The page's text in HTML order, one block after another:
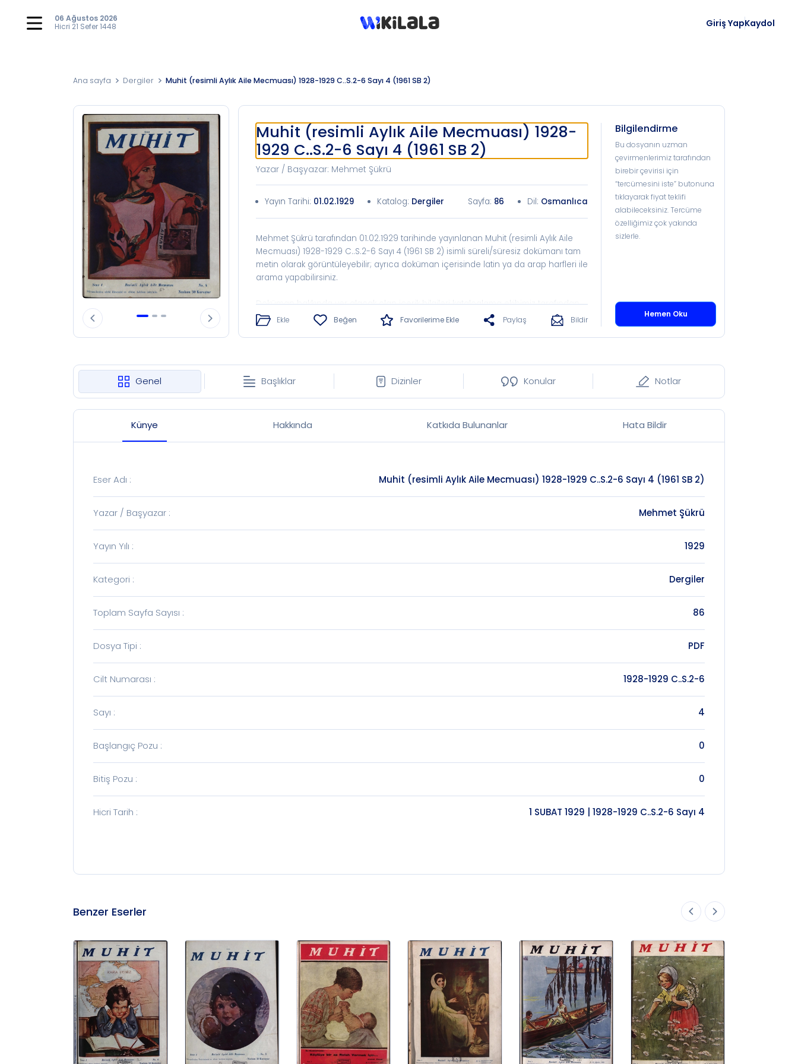
06 Ağustos 2026
Hicri 21 Sefer 1448 Giriş YapKaydol
Ana sayfa Dergiler Muhit (resimli Aylık Aile Mecmuası) 1928-1929 C..S.2-6 Sayı 4 (1961 SB 2)
Muhit (resimli Aylık Aile Mecmuası) 1928-
1929 C..S.2-6 Sayı 4 (1961 SB 2)
Yazar / Başyazar: Mehmet Şükrü
Yayın Tarihi: 01.02.1929 Katalog: Dergiler Sayfa: 86 Dil: Osmanlıca
Mehmet Şükrü tarafından 01.02.1929 tarihinde yayınlanan Muhit (resimli Aylık Aile
Mecmuası) 1928-1929 C..S.2-6 Sayı 4 (1961 SB 2) isimli süreli/süresiz dokümanı tam
metin olarak görüntüleyebilir; ayrıca doküman içerisinde latin ya da arap harfleri ile
arama yapabilirsiniz.
Doküman hakkında yer alacak olan içerik bilgileri kataloglama ekibimiz tarafından
yakın zamanda eklenecektir.
Ekle Beğen Favorilerime Ekle Paylaş Bildir
Bilgilendirme
Bu dosyanın uzman
çevirmenlerimiz tarafından
birebir çevirisi için
“tercümesini iste” butonuna
tıklayarak fiyat teklifi
alabileceksiniz. Tercüme
özelliğimiz çok yakında
sizlerle.
Hemen Oku
Genel Başlıklar Dizinler Konular Notlar
Künye Hakkında Katkıda Bulunanlar Hata Bildir
Eser Adı : Muhit (resimli Aylık Aile Mecmuası) 1928-1929 C..S.2-6 Sayı 4 (1961 SB 2)
Yazar / Başyazar : Mehmet Şükrü
Yayın Yılı : 1929
Kategori : Dergiler
Toplam Sayfa Sayısı : 86
Dosya Tipi : PDF
Cilt Numarası : 1928-1929 C..S.2-6
Sayı : 4
Başlangıç Pozu : 0
Bitiş Pozu : 0
Hicri Tarih : 1 SUBAT 1929 | 1928-1929 C..S.2-6 Sayı 4
Benzer Eserler